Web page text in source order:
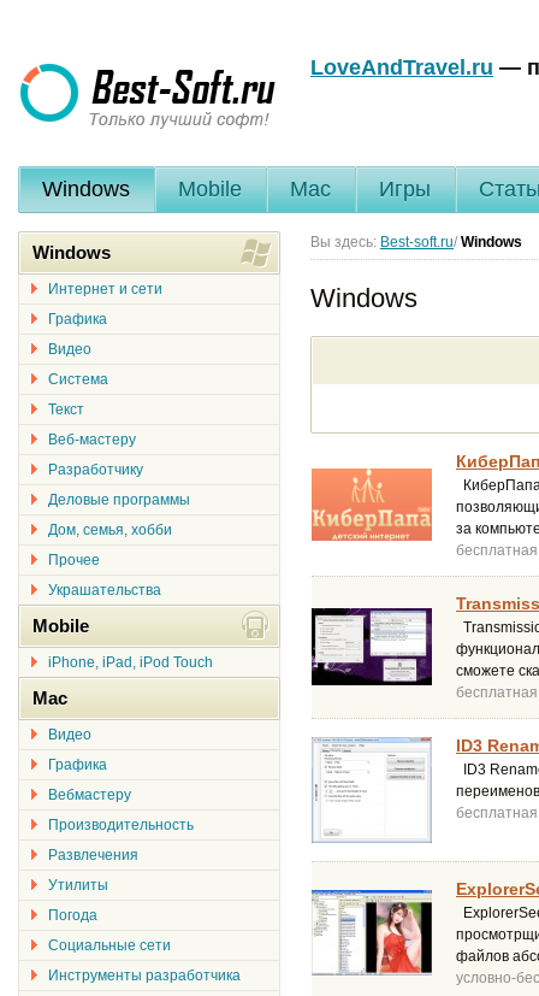
LoveAndTravel.ru —
Windows Mobile Mac Игры
Вы здесь: Best-soft.ru/ Windows
Windows
за
бесплатная
сможете
бесплатная
ID3
ID3
бесплатная
файлов
условно-
Windows
Интернет и сети
Графика
Видео
Система
Текст
Веб-мастеру
Разработчику
Деловые программы
Дом, семья, хобби
Прочее
Украшательства
Mobile
iPhone, iPad, iPod Touch
Mac
Видео
Графика
Вебмастеру
Производительность
Развлечения
Утилиты
Погода
Социальные сети
Инструменты разработчика